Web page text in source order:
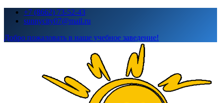
Перейти+7 (8662) 73-52-43
sunnycity07@mail.ru
Добро пожаловать в наше учебное заведение!